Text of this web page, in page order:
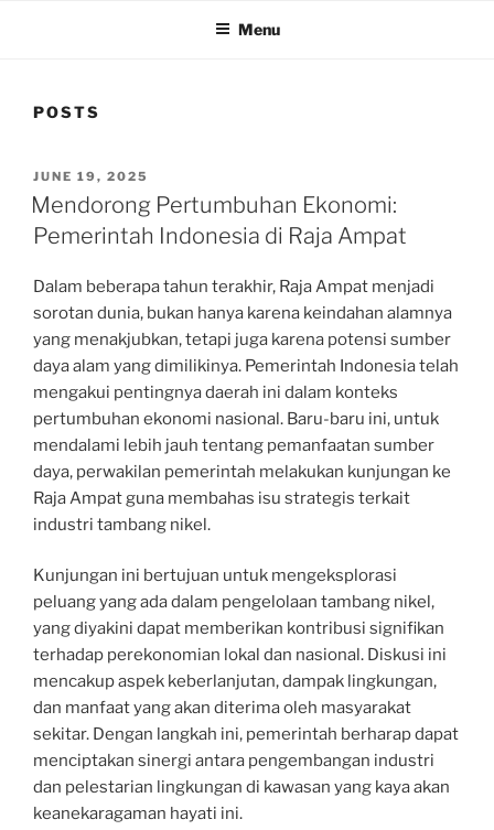
Menu
POSTS
POSTED
ON
JUNE 19, 2025
Mendorong Pertumbuhan Ekonomi:
Pemerintah Indonesia di Raja Ampat
Dalam beberapa tahun terakhir, Raja Ampat menjadi
sorotan dunia, bukan hanya karena keindahan alamnya
yang menakjubkan, tetapi juga karena potensi sumber
daya alam yang dimilikinya. Pemerintah Indonesia telah
mengakui pentingnya daerah ini dalam konteks
pertumbuhan ekonomi nasional. Baru-baru ini, untuk
mendalami lebih jauh tentang pemanfaatan sumber
daya, perwakilan pemerintah melakukan kunjungan ke
Raja Ampat guna membahas isu strategis terkait
industri tambang nikel.
Kunjungan ini bertujuan untuk mengeksplorasi
peluang yang ada dalam pengelolaan tambang nikel,
yang diyakini dapat memberikan kontribusi signifikan
terhadap perekonomian lokal dan nasional. Diskusi ini
mencakup aspek keberlanjutan, dampak lingkungan,
dan manfaat yang akan diterima oleh masyarakat
sekitar. Dengan langkah ini, pemerintah berharap dapat
menciptakan sinergi antara pengembangan industri
dan pelestarian lingkungan di kawasan yang kaya akan
keanekaragaman hayati ini.